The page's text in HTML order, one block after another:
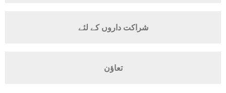
شراکت داروں کے لئے
تعاؤن